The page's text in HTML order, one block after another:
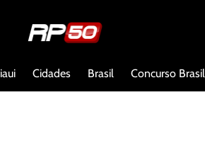
Cidades Brasil Concurso Brasil